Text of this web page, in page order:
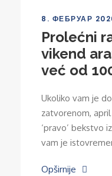
8. ФЕБРУАР
Prolećni
vikend
već od
Ukoliko vam je
zatvorenom,
‘pravo’ bekstvo
vam je
Opširnije